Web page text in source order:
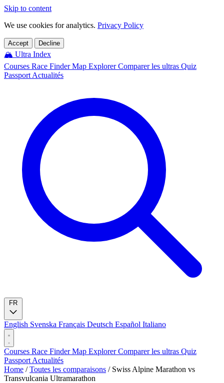
Skip to content
We use cookies for analytics. Privacy Policy
Accept Decline
🏔️ Ultra Index
Courses Race FinderMap ExplorerComparer les ultras Quiz
Passport Actualités
English Svenska Français Deutsch Español Italiano
Courses Race FinderMap ExplorerComparer les ultras Quiz
Passport Actualités
Home / Toutes les comparaisons / Swiss Alpine Marathon vs
Transvulcania Ultramarathon